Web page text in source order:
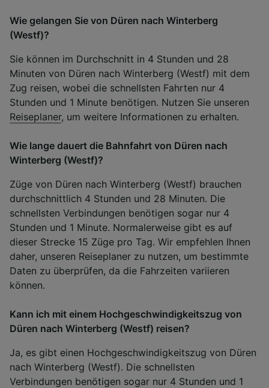
Wie gelangen Sie von Düren nach Winterberg
(Westf)?
Sie können im Durchschnitt in 4 Stunden und 28
Minuten von Düren nach Winterberg (Westf) mit dem
Zug reisen, wobei die schnellsten Fahrten nur 4
Stunden und 1 Minute benötigen. Nutzen Sie unseren
Reiseplaner, um weitere Informationen zu erhalten.
Wie lange dauert die Bahnfahrt von Düren nach
Winterberg (Westf)?
Züge von Düren nach Winterberg (Westf) brauchen
durchschnittlich 4 Stunden und 28 Minuten. Die
schnellsten Verbindungen benötigen sogar nur 4
Stunden und 1 Minute. Normalerweise gibt es auf
dieser Strecke 15 Züge pro Tag. Wir empfehlen Ihnen
daher, unseren Reiseplaner zu nutzen, um bestimmte
Daten zu überprüfen, da die Fahrzeiten variieren
können.
Kann ich mit einem Hochgeschwindigkeitszug von
Düren nach Winterberg (Westf) reisen?
Ja, es gibt einen Hochgeschwindigkeitszug von Düren
nach Winterberg (Westf). Die schnellsten
Verbindungen benötigen sogar nur 4 Stunden und 1